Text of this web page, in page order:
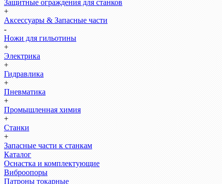
Защитные ограждения для станков
+
Аксессуары & Запасные части
-
Ножи для гильотины
+
Электрика
+
Гидравлика
+
Пневматика
+
Промышленная химия
+
Станки
+
Запасные части к станкам
Каталог
Оснастка и комплектующие
Виброопоры
Патроны токарные